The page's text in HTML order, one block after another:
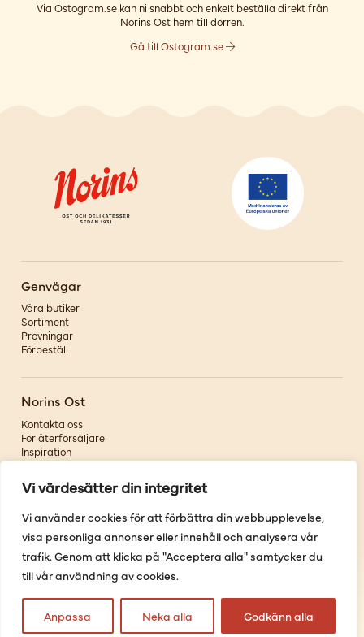
Vi värdesätter din integritet
Vi använder cookies för att förbättra din webbupplevelse,
visa personliga annonser eller innehåll och analysera vår
trafik. Genom att klicka på "Acceptera alla" samtycker du
till vår användning av cookies.
Anpassa Neka alla Godkänn alla
Via Ostogram.se kan ni snabbt och enkelt beställa direkt från
Norins Ost hem till dörren.
Gå till Ostogram.se
Genvägar
Våra butiker
Sortiment
Provningar
Förbeställ
Norins Ost
Kontakta oss
För återförsäljare
Inspiration
Om oss
Följ oss
Facebook
Instagram
Youtube